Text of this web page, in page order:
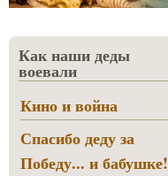
Как наши деды
воевали
Кино и война
Спасибо деду за
Победу... и бабушке!